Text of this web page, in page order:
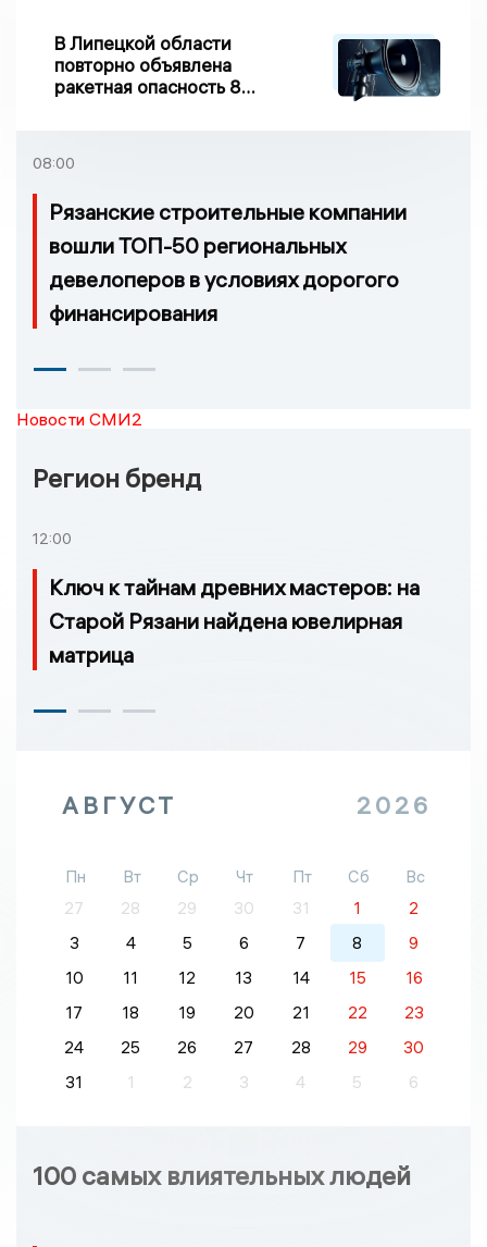
В Липецкой области
повторно объявлена
ракетная опасность 8
08:00
Рязанские строительные компании
вошли ТОП-50 региональных
девелоперов в условиях дорогого
финансирования
Новости СМИ2
Регион бренд
12:00
Ключ к тайнам древних мастеров: на
Старой Рязани найдена ювелирная
матрица
АВГУСТ 2026
Пн Вт Ср Чт Пт Сб
Вс
27
28 29 30 31 1
2
3
4 5 6 7 8
9
10
11 12 13 14 15
16
17
18 19 20 21 22
23
24
25 26 27 28 29
30
31
1 2 3 4 5 6
100 самых влиятельных людей